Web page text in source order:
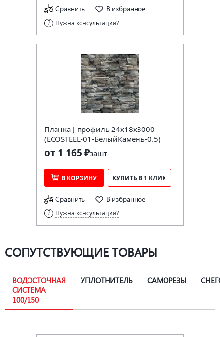
Сравнить В избранное
Нужна консультация?
Планка J-профиль 24х18х3000
(ECOSTEEL-01-БелыйКамень-0.5)
от 1 165 ₽зашт
В КОРЗИНУ КУПИТЬ В 1 КЛИК
Сравнить В избранное
Нужна консультация?
СОПУТСТВУЮЩИЕ ТОВАРЫ
ВОДОСТОЧНАЯ
СИСТЕМА
100/150
УПЛОТНИТЕЛЬ САМОРЕЗЫ